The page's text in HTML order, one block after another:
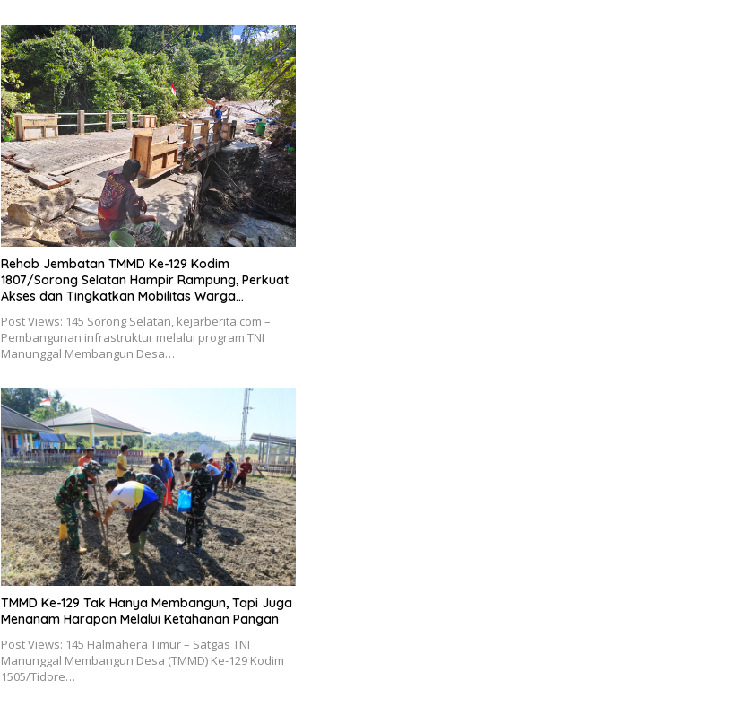
Rehab Jembatan TMMD Ke-129 Kodim
1807/Sorong Selatan Hampir Rampung, Perkuat
Akses dan Tingkatkan Mobilitas Warga
Post Views: 145 Sorong Selatan, kejarberita.com –
Pembangunan infrastruktur melalui program TNI
Manunggal Membangun Desa…
TMMD Ke-129 Tak Hanya Membangun, Tapi Juga
Menanam Harapan Melalui Ketahanan Pangan
Post Views: 145 Halmahera Timur – Satgas TNI
Manunggal Membangun Desa (TMMD) Ke-129 Kodim
1505/Tidore…